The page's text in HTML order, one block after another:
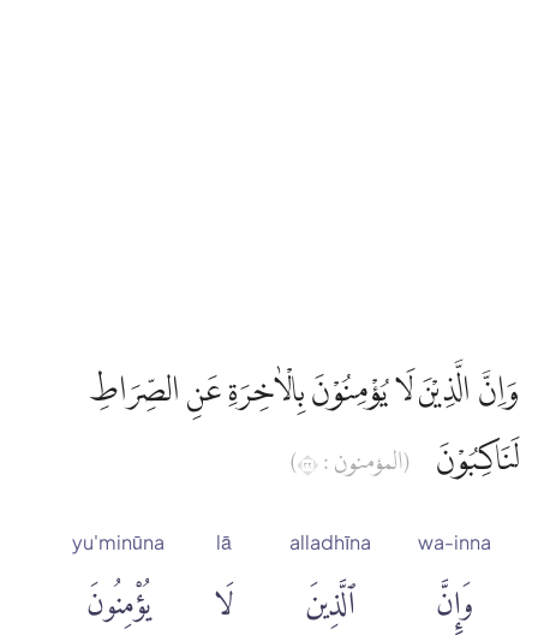
وَاِنَّ الَّذِيْنَ لَا يُؤْمِنُوْنَ بِالْاٰخِرَةِ عَنِ الصِّرَاطِ
لَنَاكِبُوْنَ
(المؤمنون : ٢٣)
wa-inna
وَإِنَّ
alladhīna
ٱلَّذِينَ
lā
لَا
yu'minūna
يُؤْمِنُونَ